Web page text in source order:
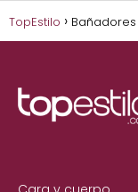
TopEstilo